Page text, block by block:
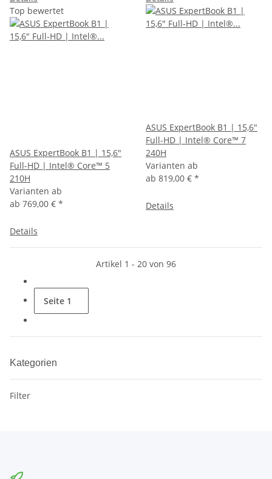
Top bewertet
ASUS ExpertBook B1 | 15,6"
Full-HD | Intel® Core™ 5
210H
Varianten ab
ab 769,00 € *
Details
ASUS ExpertBook B1 | 15,6"
Full-HD | Intel® Core™ 7
240H
Varianten ab
ab 819,00 € *
Details
Artikel 1 - 20 von 96
Seite 1
Kategorien
Filter